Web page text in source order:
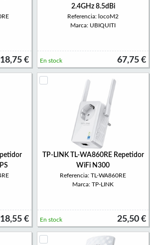
18,75 €
2.4GHz 8.5dBi
Referencia: locoM2
Marca: UBIQUITI
67,75 €
En stock
18,55 €
TP-LINK TL-WA860RE Repetidor
WiFi N300
Referencia: TL-WA860RE
Marca: TP-LINK
25,50 €
En stock